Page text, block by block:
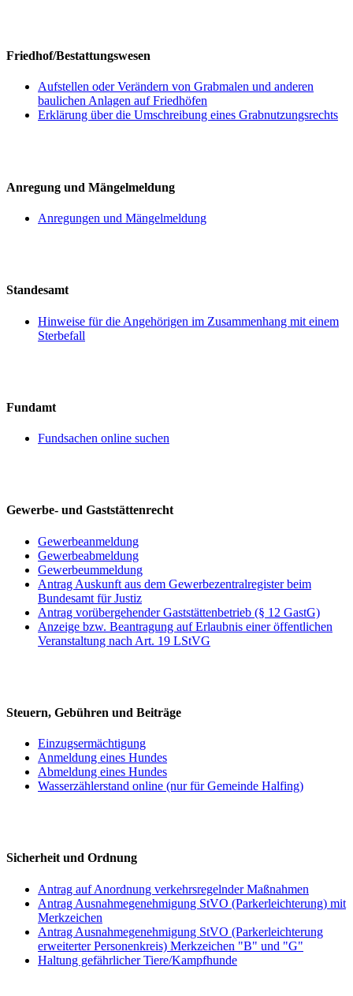
Friedhof/Bestattungswesen
Aufstellen oder Verändern von Grabmalen und anderen
baulichen Anlagen auf Friedhöfen
Erklärung über die Umschreibung eines Grabnutzungsrechts
Anregung und Mängelmeldung
Anregungen und Mängelmeldung
Standesamt
Hinweise für die Angehörigen im Zusammenhang mit einem
Sterbefall
Fundamt
Fundsachen online suchen
Gewerbe- und Gaststättenrecht
Gewerbeanmeldung
Gewerbeabmeldung
Gewerbeummeldung
Antrag Auskunft aus dem Gewerbezentralregister beim
Bundesamt für Justiz
Antrag vorübergehender Gaststättenbetrieb (§ 12 GastG)
Anzeige bzw. Beantragung auf Erlaubnis einer öffentlichen
Veranstaltung nach Art. 19 LStVG
Steuern, Gebühren und Beiträge
Einzugsermächtigung
Anmeldung eines Hundes
Abmeldung eines Hundes
Wasserzählerstand online (nur für Gemeinde Halfing)
Sicherheit und Ordnung
Antrag auf Anordnung verkehrsregelnder Maßnahmen
Antrag Ausnahmegenehmigung StVO (Parkerleichterung) mit
Merkzeichen
Antrag Ausnahmegenehmigung StVO (Parkerleichterung
erweiterter Personenkreis) Merkzeichen "B" und "G"
Haltung gefährlicher Tiere/Kampfhunde